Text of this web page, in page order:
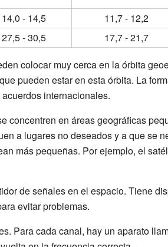
14,0 - 14,5 11,7 - 12,2
27,5 - 30,5 17,7 - 21,7
colocar muy cerca en la órbita
pueden estar en esta órbita. La
internacionales.
concentren en áreas geográficas
a lugares no deseados y a que se
más pequeñas. Por ejemplo, el
de señales en el espacio. Tiene
evitar problemas.
Para cada canal, hay un aparato